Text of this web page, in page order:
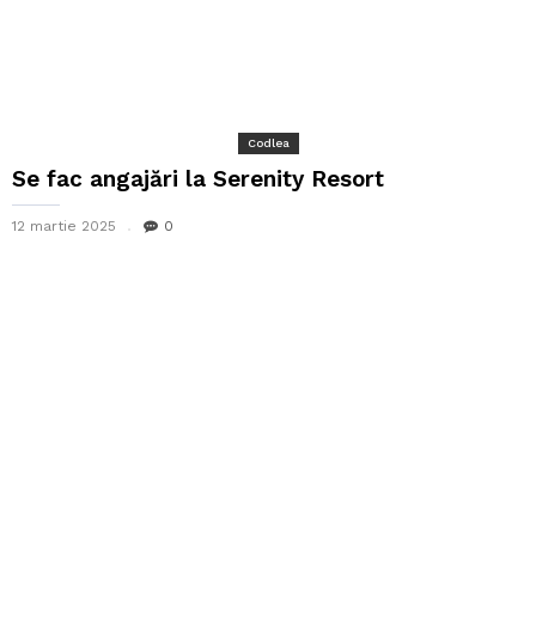
Codlea
Se fac angajări la Serenity Resort
12 martie 2025 0